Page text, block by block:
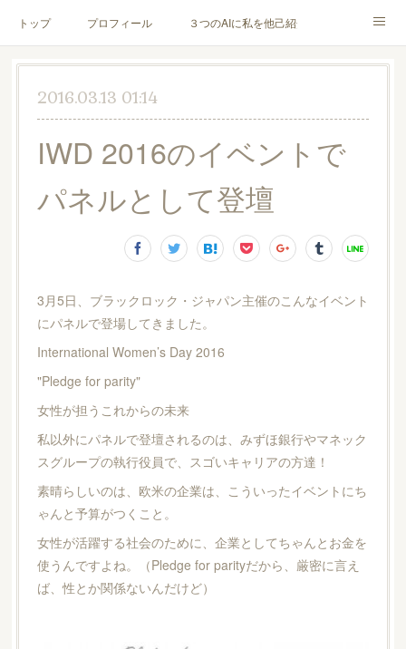
トップ プロフィール ３つのAIに私を他己紹介してもらった
お客様の声 メニュー＆料金 ブログ
2016.03.13 01:14
IWD 2016のイベントで
パネルとして登壇
3月5日、ブラックロック・ジャパン主催のこんなイベント
にパネルで登場してきました。
International Women’s Day 2016
"Pledge for parity"
女性が担うこれからの未来
私以外にパネルで登壇されるのは、みずほ銀行やマネック
スグループの執行役員で、スゴいキャリアの方達！
素晴らしいのは、欧米の企業は、こういったイベントにち
ゃんと予算がつくこと。
女性が活躍する社会のために、企業としてちゃんとお金を
使うんですよね。（Pledge for parityだから、厳密に言え
ば、性とか関係ないんだけど）